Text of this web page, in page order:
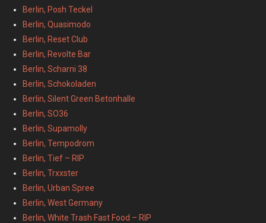
Berlin, Posh Teckel
Berlin, Quasimodo
Berlin, Reset Club
Berlin, Revolte Bar
Berlin, Scharni 38
Berlin, Schokoladen
Berlin, Silent Green Betonhalle
Berlin, SO36
Berlin, Supamolly
Berlin, Tempodrom
Berlin, Tief – RIP
Berlin, Trxxster
Berlin, Urban Spree
Berlin, West Germany
Berlin, White Trash Fast Food – RIP